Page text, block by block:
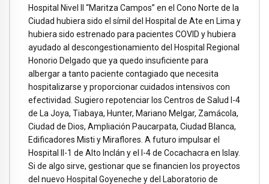
Hospital Nivel II “Maritza Campos” en el Cono Norte de la
Ciudad hubiera sido el símil del Hospital de Ate en Lima y
hubiera sido estrenado para pacientes COVID y hubiera
ayudado al descongestionamiento del Hospital Regional
Honorio Delgado que ya quedo insuficiente para
albergar a tanto paciente contagiado que necesita
hospitalizarse y proporcionar cuidados intensivos con
efectividad. Sugiero repotenciar los Centros de Salud I-4
de La Joya, Tiabaya, Hunter, Mariano Melgar, Zamácola,
Ciudad de Dios, Ampliación Paucarpata, Ciudad Blanca,
Edificadores Misti y Miraflores. A futuro impulsar el
Hospital II-1 de Alto Inclán y el I-4 de Cocachacra en Islay.
Si de algo sirve, gestionar que se financien los proyectos
del nuevo Hospital Goyeneche y del Laboratorio de